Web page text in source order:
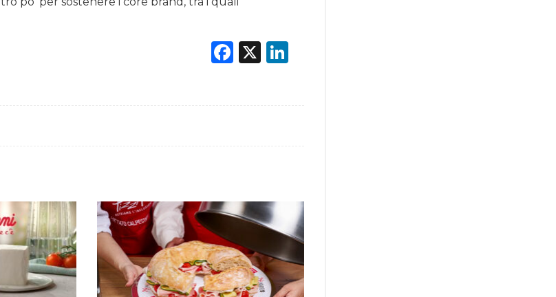
Facebook
X LinkedIn